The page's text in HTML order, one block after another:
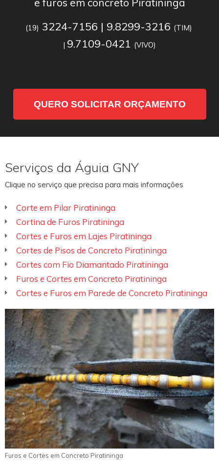
(19) 3224-7156 | 9.8299-3216 (TIM)
| 9.7109-0421 (VIVO)
QUERO SOLICITAR ORÇAMENTO
Serviços da Águia GNY
Clique no serviço que precisa para mais informações
Corte em Pilar Piratininga
Cortina de Furos Piratininga
Cortes e Furos em Lajes Piratininga
Cortes de Pisos de Concreto Piratininga
Cortes com Fio Diamantado Piratininga
Furos e Cortes em Concreto Piratininga
Cortes e Furos em Parede de Concreto Piratininga
Furos e Cortes em Concreto Piratininga